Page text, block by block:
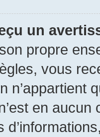
un
propre
vous
n’appartient
en